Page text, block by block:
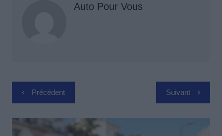
Auto Pour Vous
Navigation
de
l’article
Précédent Suivant